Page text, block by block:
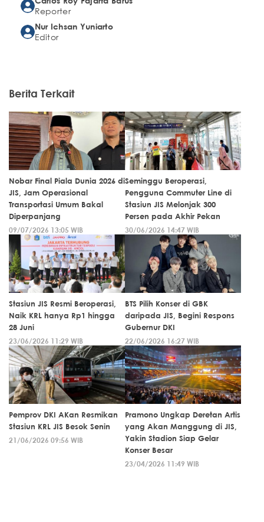
Reporter
Nur Ichsan Yuniarto
Editor
Berita Terkait
Nobar Final Piala Dunia 2026 di
JIS, Jam Operasional
Transportasi Umum Bakal
Diperpanjang
09/07/2026 13:05 WIB
Seminggu Beroperasi,
Pengguna Commuter Line di
Stasiun JIS Melonjak 300
Persen pada Akhir Pekan
30/06/2026 14:47 WIB
Stasiun JIS Resmi Beroperasi,
Naik KRL hanya Rp1 hingga
28 Juni
23/06/2026 11:29 WIB
BTS Pilih Konser di GBK
daripada JIS, Begini Respons
Gubernur DKI
22/06/2026 16:27 WIB
Pemprov DKI AKan Resmikan
Stasiun KRL JIS Besok Senin
21/06/2026 09:56 WIB
Pramono Ungkap Deretan Artis
yang Akan Manggung di JIS,
Yakin Stadion Siap Gelar
Konser Besar
23/04/2026 11:49 WIB